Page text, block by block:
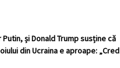
Putin, și Donald Trump susține că
din Ucraina e aproape: „Cred